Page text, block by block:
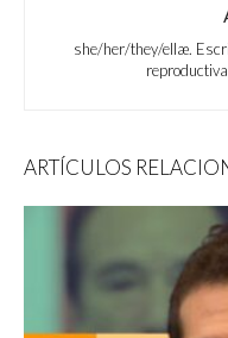
she/her/they/ellæ.
ARTÍCULOS